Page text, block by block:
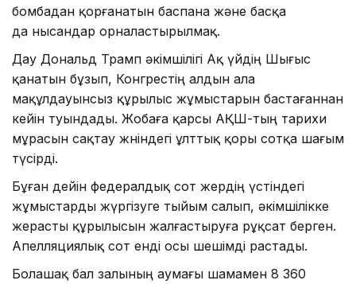
бомбадан қорғанатын баспана және басқа
да нысандар орналастырылмақ.
Дау Дональд Трамп әкімшілігі Ақ үйдің Шығыс
қанатын бұзып, Конгрестің алдын ала
мақұлдауынсыз құрылыс жұмыстарын бастағаннан
кейін туындады. Жобаға қарсы АҚШ-тың тарихи
мұрасын сақтау жөніндегі ұлттық қоры сотқа шағым
түсірді.
Бұған дейін федералдық сот жердің үстіндегі
жұмыстарды жүргізуге тыйым салып, әкімшілікке
жерасты құрылысын жалғастыруға рұқсат берген.
Апелляциялық сот енді осы шешімді растады.
Болашақ бал залының аумағы шамамен 8 360